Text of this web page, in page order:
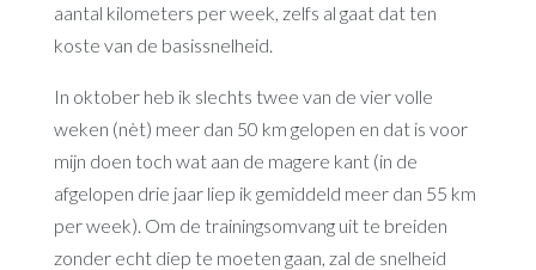
aantal kilometers per week, zelfs al gaat dat ten
koste van de basissnelheid.
In oktober heb ik slechts twee van de vier volle
weken (nèt) meer dan 50 km gelopen en dat is voor
mijn doen toch wat aan de magere kant (in de
afgelopen drie jaar liep ik gemiddeld meer dan 55 km
per week). Om de trainingsomvang uit te breiden
zonder echt diep te moeten gaan, zal de snelheid